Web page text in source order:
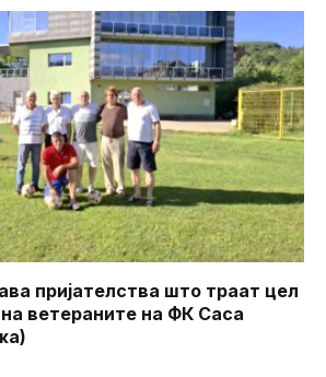
пријателства што траат цел
ветераните на ФК Саса